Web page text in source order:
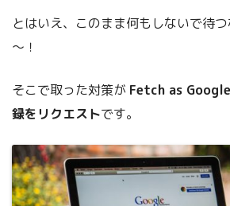
とはいえ、このまま何もしないで待
～！
そこで取った対策が Fetch as
録をリクエストです。